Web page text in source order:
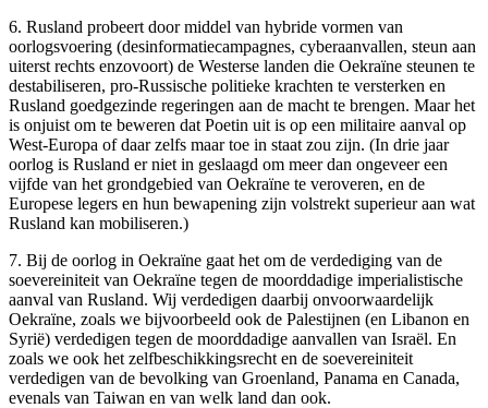
6. Rusland probeert door middel van hybride vormen van
oorlogsvoering (desinformatiecampagnes, cyberaanvallen, steun aan
uiterst rechts enzovoort) de Westerse landen die Oekraïne steunen te
destabiliseren, pro-Russische politieke krachten te versterken en
Rusland goedgezinde regeringen aan de macht te brengen. Maar het
is onjuist om te beweren dat Poetin uit is op een militaire aanval op
West-Europa of daar zelfs maar toe in staat zou zijn. (In drie jaar
oorlog is Rusland er niet in geslaagd om meer dan ongeveer een
vijfde van het grondgebied van Oekraïne te veroveren, en de
Europese legers en hun bewapening zijn volstrekt superieur aan wat
Rusland kan mobiliseren.)
7. Bij de oorlog in Oekraïne gaat het om de verdediging van de
soevereiniteit van Oekraïne tegen de moorddadige imperialistische
aanval van Rusland. Wij verdedigen daarbij onvoorwaardelijk
Oekraïne, zoals we bijvoorbeeld ook de Palestijnen (en Libanon en
Syrië) verdedigen tegen de moorddadige aanvallen van Israël. En
zoals we ook het zelfbeschikkingsrecht en de soevereiniteit
verdedigen van de bevolking van Groenland, Panama en Canada,
evenals van Taiwan en van welk land dan ook.